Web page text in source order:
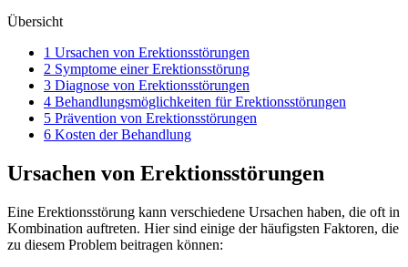
Übersicht
1 Ursachen von Erektionsstörungen
2 Symptome einer Erektionsstörung
3 Diagnose von Erektionsstörungen
4 Behandlungsmöglichkeiten für Erektionsstörungen
5 Prävention von Erektionsstörungen
6 Kosten der Behandlung
Ursachen von Erektionsstörungen
Eine Erektionsstörung kann verschiedene Ursachen haben, die oft in
Kombination auftreten. Hier sind einige der häufigsten Faktoren, die
zu diesem Problem beitragen können: